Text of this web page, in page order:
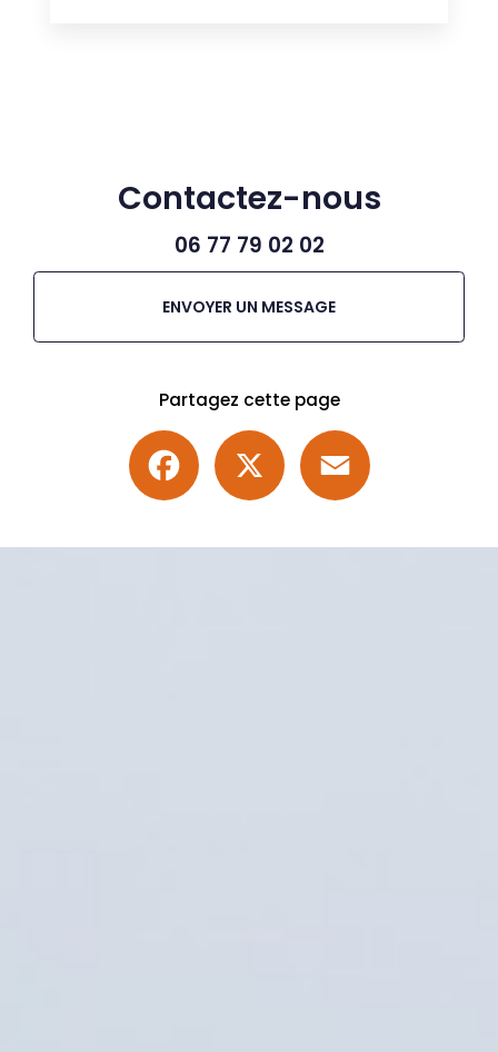
Contactez-nous
06 77 79 02 02
ENVOYER UN MESSAGE
Partagez cette page
Facebook